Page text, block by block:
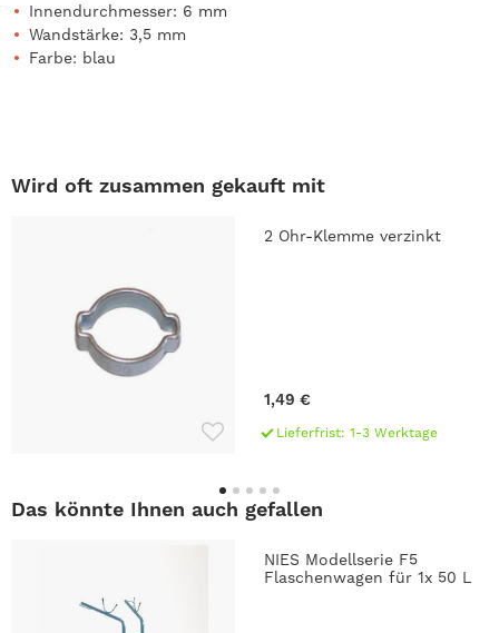
Innendurchmesser: 6 mm
Wandstärke: 3,5 mm
Farbe: blau
Wird oft zusammen gekauft mit
2 Ohr-Klemme verzinkt
1,49 €
Lieferfrist: 1-3 Werktage
Das könnte Ihnen auch gefallen
NIES Modellserie F5
Flaschenwagen für 1x 50 L